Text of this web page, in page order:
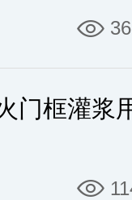
门框灌浆